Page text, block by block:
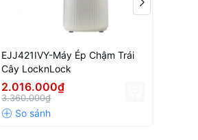
EJJ421IVY-Máy Ép Chậm Trái
Cây LocknLock
2.016.000₫
3.360.000₫